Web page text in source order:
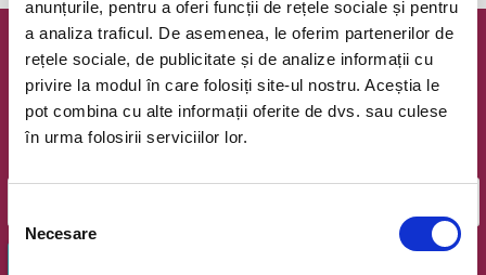
anunțurile, pentru a oferi funcții de rețele sociale și pentru
a analiza traficul. De asemenea, le oferim partenerilor de
rețele sociale, de publicitate și de analize informații cu
privire la modul în care folosiți site-ul nostru. Aceștia le
pot combina cu alte informații oferite de dvs. sau culese
în urma folosirii serviciilor lor.
consimțământului
Necesare
Newsletter @ Bilete.ro
Oferte exclusive si o editie saptamanala cu cele mai noi
evenimente.